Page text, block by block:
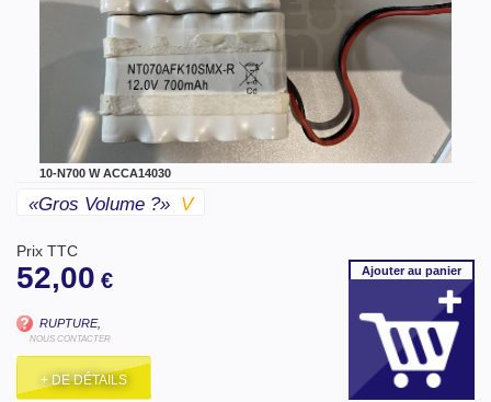
10-N700 W ACCA14030
«gros Volume ?» V
Prix TTC
52,00 €
RUPTURE,
NOUS CONTACTER
+ DE DÉTAILS
Ajouterau panier